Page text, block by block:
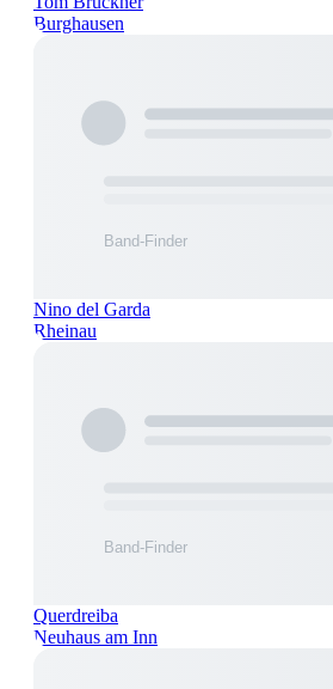
Burghausen
Nino del Garda
Rheinau
Querdreiba
Neuhaus am Inn